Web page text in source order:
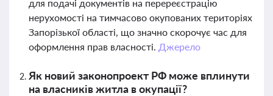
для подачі документів на перереєстрацію
нерухомості на тимчасово окупованих територіях
Запорізької області, що значно скорочує час для
оформлення прав власності. Джерело
Як новий законопроект РФ може вплинути
на власників житла в окупації?